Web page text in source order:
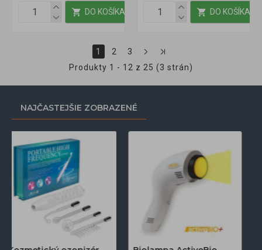
DO KOŠÍKA DO KOŠÍKA
1 2
3
Produkty 1 - 12 z 25 (3 strán)
NAJČASTEJŠIE ZOBRAZENÉ